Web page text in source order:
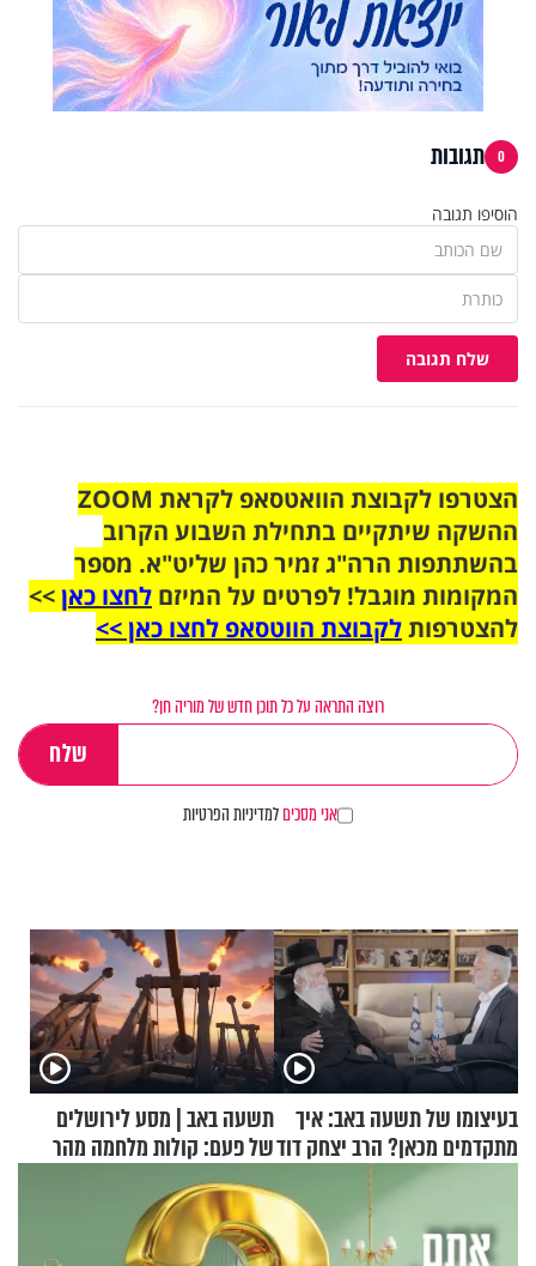
0 תגובות
הוסיפו תגובה
שלח תגובה
הצטרפו לקבוצת הוואטסאפ לקראת ZOOM
ההשקה שיתקיים בתחילת השבוע הקרוב
בהשתתפות הרה"ג זמיר כהן שליט"א. מספר
המקומות מוגבל! לפרטים על המיזם לחצו כאן>>
להצטרפותלקבוצת הווטסאפ לחצו כאן >>
רוצה התראה על כל תוכן חדש של מוריה חן?
אני מסכיםלמדיניות הפרטיות
בעיצומו של תשעה באב: איך
מתקדמים מכאן? הרב יצחק דוד
גרוסמן בשיחה מיוחדת
תשעה באב | מסע לירושלים
של פעם: קולות מלחמה מהר
הזיתים